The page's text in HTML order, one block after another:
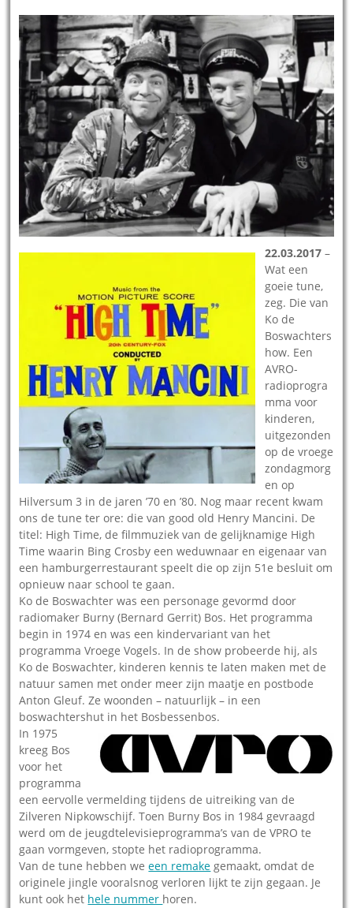
22.03.2017 –
Wat een
goeie tune,
zeg. Die van
Ko de
Boswachters
how. Een
AVRO-
radioprogra
mma voor
kinderen,
uitgezonden
op de vroege
zondagmorg
en op
Hilversum 3 in de jaren ’70 en ’80. Nog maar recent kwam
ons de tune ter ore: die van good old Henry Mancini. De
titel: High Time, de filmmuziek van de gelijknamige High
Time waarin Bing Crosby een weduwnaar en eigenaar van
een hamburgerrestaurant speelt die op zijn 51e besluit om
opnieuw naar school te gaan.
Ko de Boswachter was een personage gevormd door
radiomaker Burny (Bernard Gerrit) Bos. Het programma
begin in 1974 en was een kindervariant van het
programma Vroege Vogels. In de show probeerde hij, als
Ko de Boswachter, kinderen kennis te laten maken met de
natuur samen met onder meer zijn maatje en postbode
Anton Gleuf. Ze woonden – natuurlijk – in een
boswachtershut in het Bosbessenbos.
In 1975
kreeg Bos
voor het
programma
een eervolle vermelding tijdens de uitreiking van de
Zilveren Nipkowschijf. Toen Burny Bos in 1984 gevraagd
werd om de jeugdtelevisieprogramma’s van de VPRO te
gaan vormgeven, stopte het radioprogramma.
Van de tune hebben weeen remake gemaakt, omdat de
originele jingle vooralsnog verloren lijkt te zijn gegaan. Je
kunt ook het hele nummer horen.